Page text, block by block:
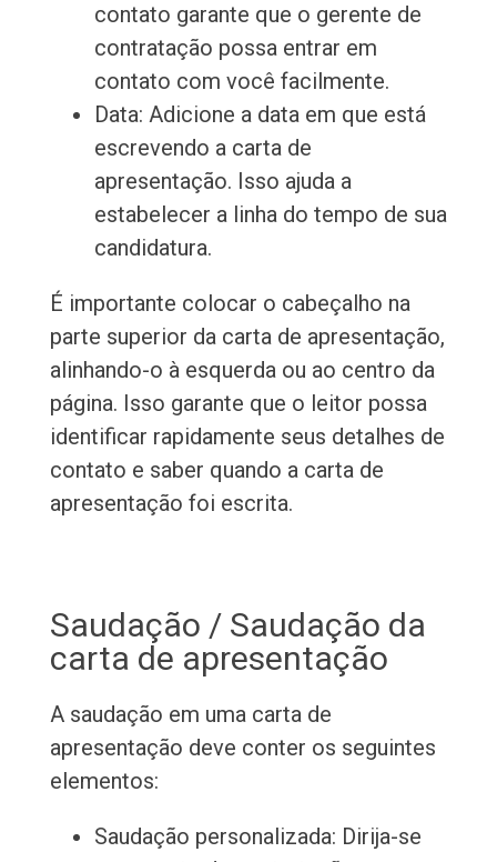
contato garante que o gerente de
contratação possa entrar em
contato com você facilmente.
Data: Adicione a data em que está
escrevendo a carta de
apresentação. Isso ajuda a
estabelecer a linha do tempo de sua
candidatura.
É importante colocar o cabeçalho na
parte superior da carta de apresentação,
alinhando-o à esquerda ou ao centro da
página. Isso garante que o leitor possa
identificar rapidamente seus detalhes de
contato e saber quando a carta de
apresentação foi escrita.
Saudação / Saudação da
carta de apresentação
A saudação em uma carta de
apresentação deve conter os seguintes
elementos:
Saudação personalizada: Dirija-se